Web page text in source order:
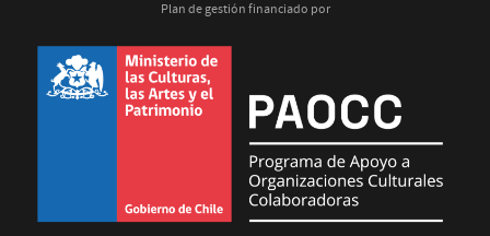
Plan de gestión financiado por